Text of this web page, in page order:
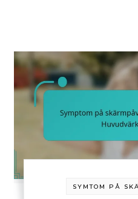
SYMTOM PÅ